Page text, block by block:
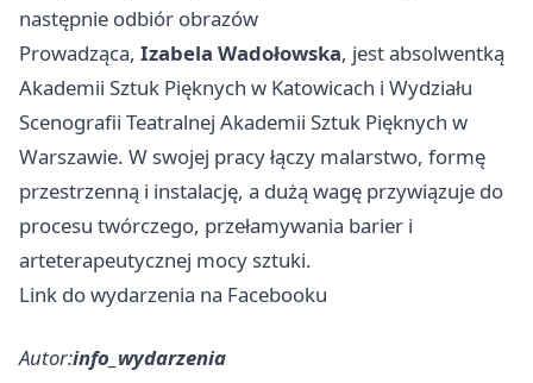
następnie odbiór obrazów
Prowadząca, Izabela Wadołowska, jest absolwentką
Akademii Sztuk Pięknych w Katowicach i Wydziału
Scenografii Teatralnej Akademii Sztuk Pięknych w
Warszawie. W swojej pracy łączy malarstwo, formę
przestrzenną i instalację, a dużą wagę przywiązuje do
procesu twórczego, przełamywania barier i
arteterapeutycznej mocy sztuki.
Link do wydarzenia na Facebooku
Autor:info_wydarzenia